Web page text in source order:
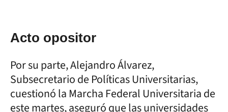
Acto opositor
Por su parte, Alejandro Álvarez,
Subsecretario de Políticas Universitarias,
cuestionó la Marcha Federal Universitaria de
este martes, aseguró que las universidades